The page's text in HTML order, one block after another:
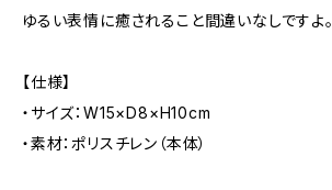
ゆるい表情に癒されること間違いなしですよ。
【仕様】
・サイズ：W15×D8×H10cm
・素材：ポリスチレン（本体）